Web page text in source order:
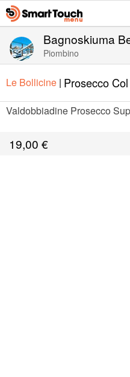
Bagnoskiuma
Piombino
Le Bollicine | Prosecco
Valdobbiadine Prosecco
19,00 €